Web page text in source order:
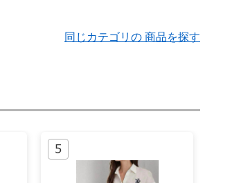
同じカテゴリの 商品を探す